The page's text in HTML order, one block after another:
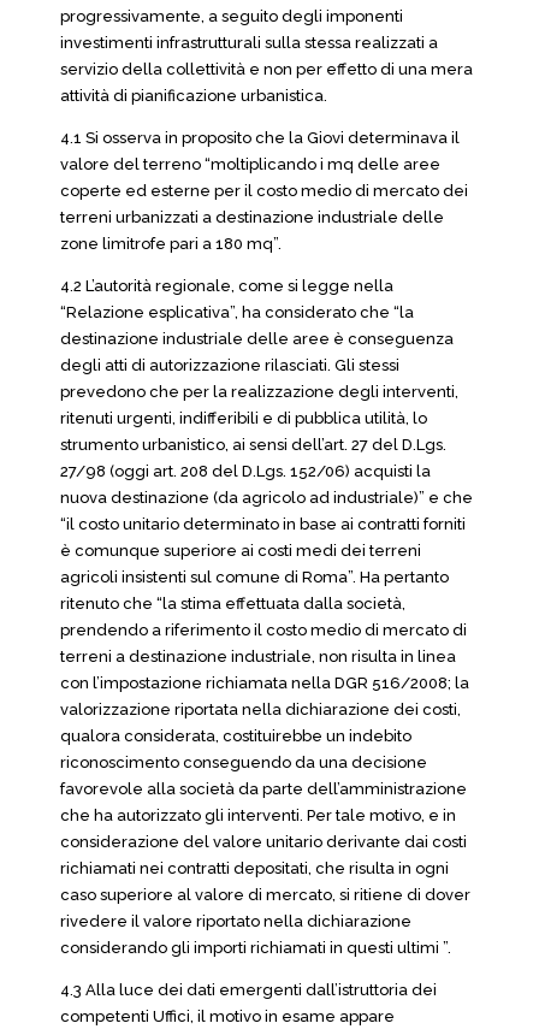
progressivamente, a seguito degli imponenti
investimenti infrastrutturali sulla stessa realizzati a
servizio della collettività e non per effetto di una mera
attività di pianificazione urbanistica.
4.1 Si osserva in proposito che la Giovi determinava il
valore del terreno “moltiplicando i mq delle aree
coperte ed esterne per il costo medio di mercato dei
terreni urbanizzati a destinazione industriale delle
zone limitrofe pari a 180 mq”.
4.2 L’autorità regionale, come si legge nella
“Relazione esplicativa”, ha considerato che “la
destinazione industriale delle aree è conseguenza
degli atti di autorizzazione rilasciati. Gli stessi
prevedono che per la realizzazione degli interventi,
ritenuti urgenti, indifferibili e di pubblica utilità, lo
strumento urbanistico, ai sensi dell’art. 27 del D.Lgs.
27/98 (oggi art. 208 del D.Lgs. 152/06) acquisti la
nuova destinazione (da agricolo ad industriale)” e che
“il costo unitario determinato in base ai contratti forniti
è comunque superiore ai costi medi dei terreni
agricoli insistenti sul comune di Roma”. Ha pertanto
ritenuto che “la stima effettuata dalla società,
prendendo a riferimento il costo medio di mercato di
terreni a destinazione industriale, non risulta in linea
con l’impostazione richiamata nella DGR 516/2008; la
valorizzazione riportata nella dichiarazione dei costi,
qualora considerata, costituirebbe un indebito
riconoscimento conseguendo da una decisione
favorevole alla società da parte dell’amministrazione
che ha autorizzato gli interventi. Per tale motivo, e in
considerazione del valore unitario derivante dai costi
richiamati nei contratti depositati, che risulta in ogni
caso superiore al valore di mercato, si ritiene di dover
rivedere il valore riportato nella dichiarazione
considerando gli importi richiamati in questi ultimi ”.
4.3 Alla luce dei dati emergenti dall’istruttoria dei
competenti Uffici, il motivo in esame appare